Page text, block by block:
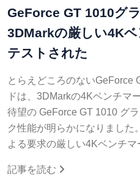
GeForce GT 1010グ
3DMarkの厳しい4K
テストされた
とらえどころのないGeForce
ドは、3DMarkの4Kベンチマ
待望の GeForce GT 1010 グ
ク性能が明らかになりました
よる要求の厳しい4Kベンチ
記事を読む